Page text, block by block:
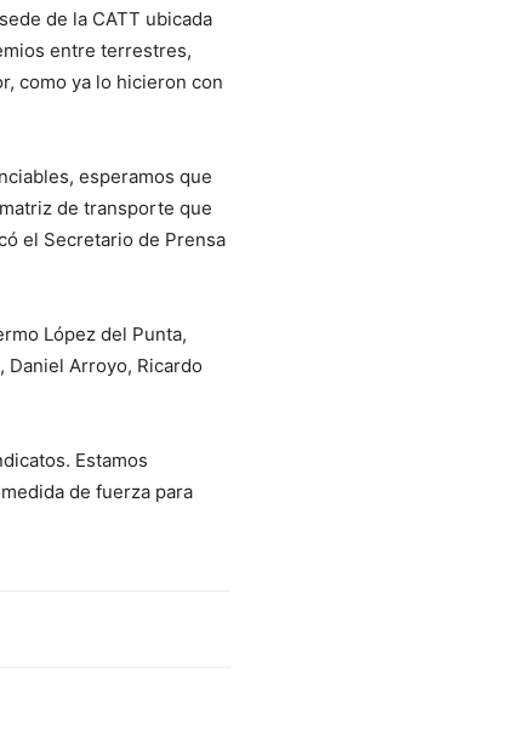
Argentina
de
Trabajadores
del
de la CATT ubicada
entre terrestres,
como ya lo hicieron con
esperamos que
de transporte que
el Secretario de Prensa
López del Punta,
Daniel Arroyo, Ricardo
Estamos
de fuerza para